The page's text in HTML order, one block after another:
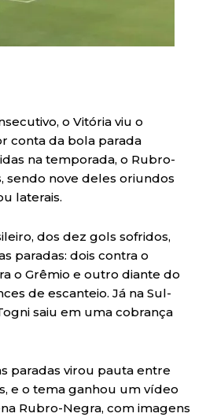
o Vitória viu o
conta da bola parada
na temporada, o Rubro-
sendo nove deles oriundos
laterais.
dos dez gols sofridos,
paradas: dois contra o
o Grêmio e outro diante do
de escanteio. Já na Sul-
saiu em uma cobrança
paradas virou pauta entre
e o tema ganhou um vídeo
Rubro-Negra, com imagens